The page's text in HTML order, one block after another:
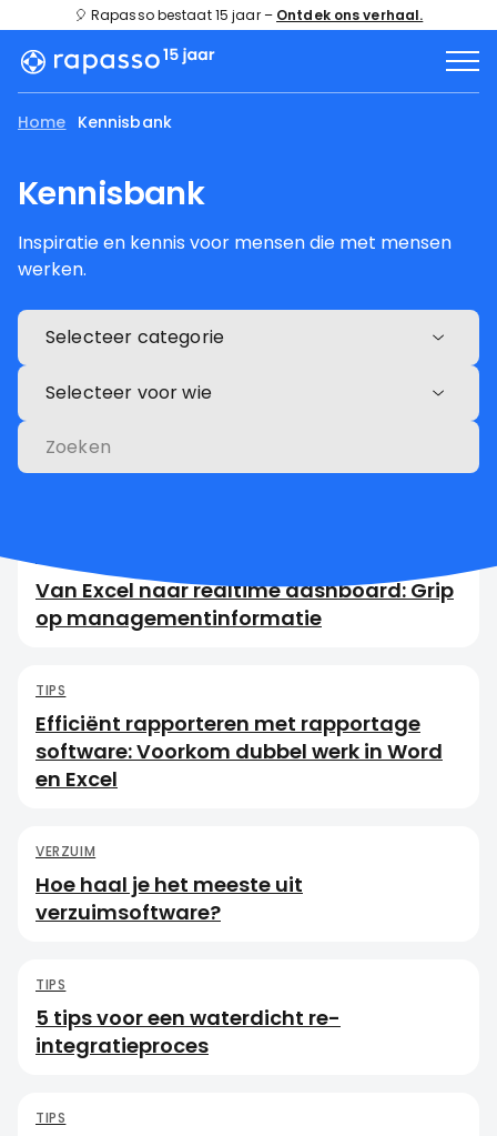
🎈 Rapasso bestaat 15 jaar – Ontdek ons verhaal.
Home Kennisbank
Kennisbank
Inspiratie en kennis voor mensen die met mensen
werken.
Selecteer categorie
Selecteer voor wie
Van Excel naar realtime dashboard: Grip
op managementinformatie
TIPS
Efficiënt rapporteren met rapportage
software: Voorkom dubbel werk in Word
en Excel
VERZUIM
Hoe haal je het meeste uit
verzuimsoftware?
TIPS
5 tips voor een waterdicht re-
integratieproces
TIPS